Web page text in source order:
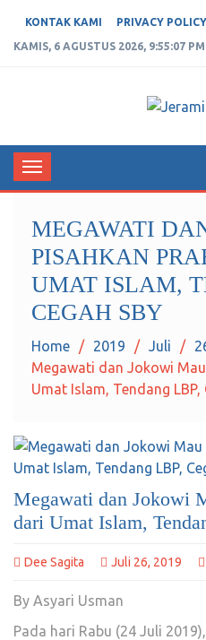
KONTAK KAMI PRIVACY POLICY
KAMIS, 6 AGUSTUS 2026, 9:55:07 PM
JERAMIDOTINFO
Toggle
navigation
MEGAWATI
PISAHKAN
UMAT ISLAM,
CEGAH SBY
Home 2019 Juli
Megawati dan Jokowi
Umat Islam, Tendang LBP,
Megawati dan Jokowi
dari Umat Islam,
Dee Sagita Juli 26, 2019
By Asyari Usman
Pada hari Rabu (24 Juli